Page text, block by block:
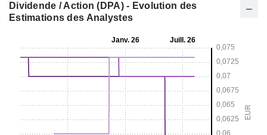
Dividende / Action (DPA) - Evolution des
Estimations des Analystes